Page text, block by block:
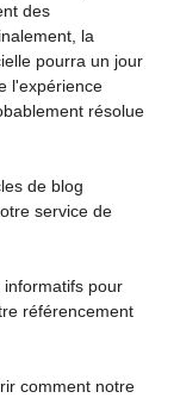
des
la
pourra un jour
l'expérience
résolue
de blog
service de
pour
référencement
comment notre